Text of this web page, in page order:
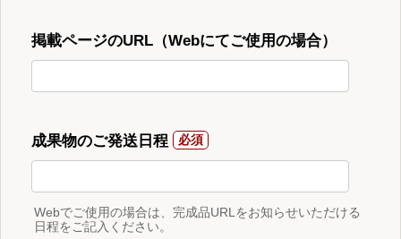
掲載ページのURL（Webにてご使用の場合）
成果物のご発送日程
Webでご使用の場合は、完成品URLをお知らせいただける
日程をご記入ください。